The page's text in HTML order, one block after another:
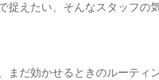
捉えたい、そんなスタッフの
まだ効かせるときのルーティ